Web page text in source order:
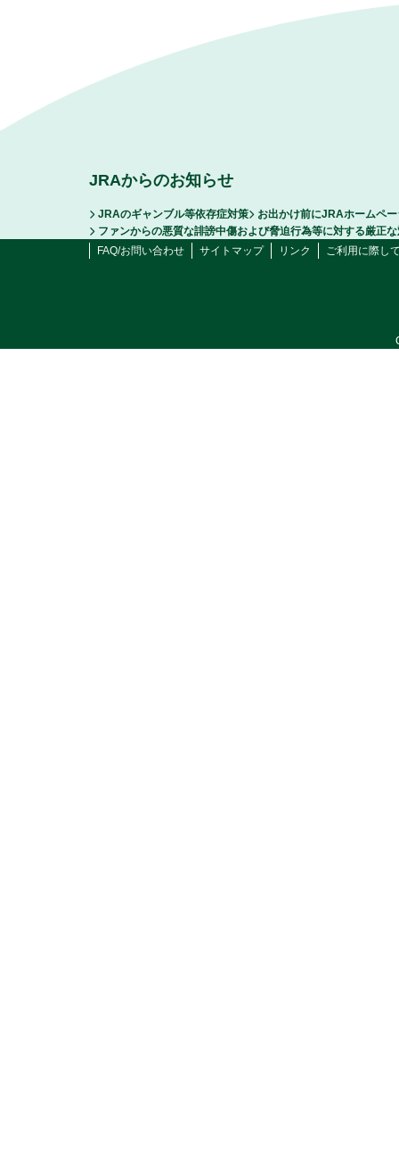
JRAからのお知らせ
JRAのギャンブル等依存症対策
お出かけ前にJRAホームペ
ファンからの悪質な誹謗中傷および脅迫行為等に対する厳正
FAQ/お問い合わせ
サイトマップ リンク ご利用に際し